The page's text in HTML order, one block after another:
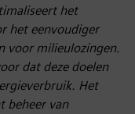
het
het eenvoudiger
voor milieulozingen.
dat deze doelen
Het
beheer van